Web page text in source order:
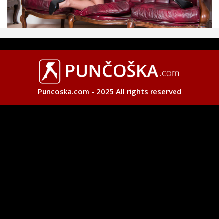
Puncoska.com - 2025 All rights reserved